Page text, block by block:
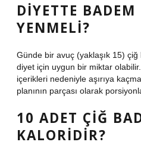
DIYETTE
YENMELI?
Günde bir avuç (yaklaşık 15) çiğ
diyet için uygun bir miktar
içerikleri nedeniyle aşırıya
planının parçası olarak
10 ADET ÇIĞ
KALORIDIR?